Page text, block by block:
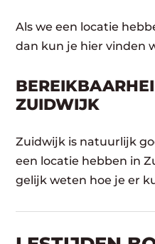
Als we een locatie
dan kun je hier vinden
ZUIDWIJK
Zuidwijk is natuurlijk
een locatie hebben in
gelijk weten hoe je er